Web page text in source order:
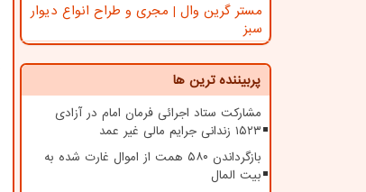
مستر گرین وال | مجری و طراح انواع دیوار
سبز
پربیننده ترین ها
مشارکت ستاد اجرائی فرمان امام در آزادی
۱۵۲۳ زندانی جرایم مالی غیر عمد
بازگرداندن ۵۸۰ همت از اموال غارت شده به
بیت المال